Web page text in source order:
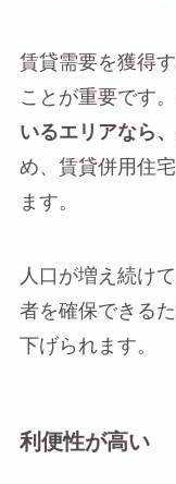
賃貸需要を獲得
ことが重要です
いるエリアなら
め、賃貸併用住
ます。
人口が増え続け
者を確保できる
下げられます。
利便性が高い